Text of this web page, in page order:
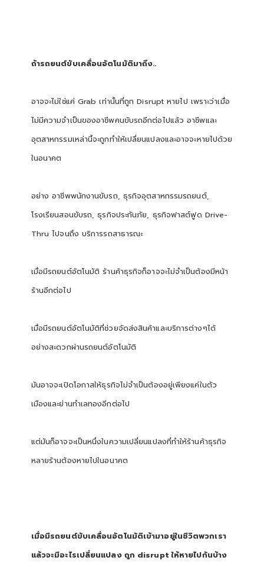
ถ้ารถยนต์ขับเคลื่อนอัตโนมัติมาถึง..
อาจจะไม่ใช่แค่ Grab เท่านั้นที่ถูก Disrupt หายไป เพราะว่าเมื่อ
ไม่มีความจำเป็นของอาชีพคนขับรถอีกต่อไปแล้ว อาชีพและ
อุตสาหกรรมเหล่านี้จะถูกทำให้เปลี่ยนแปลงและอาจจะหายไปด้วย
ในอนาคต
อย่าง อาชีพพนักงานขับรถ, ธุรกิจอุตสาหกรรมรถยนต์,
โรงเรียนสอนขับรถ, ธุรกิจประกันภัย, ธุรกิจฟาสต์ฟูด Drive-
Thru ไปจนถึง บริการรถสาธารณะ
เมื่อมีรถยนต์อัตโนมัติ ร้านค้าธุรกิจก็อาจจะไม่จำเป็นต้องมีหน้า
ร้านอีกต่อไป
เมื่อมีรถยนต์อัตโนมัติที่ช่วยจัดส่งสินค้าและบริการต่างๆได้
อย่างสะดวกผ่านรถยนต์อัตโนมัติ
มันอาจจะเปิดโอกาสให้ธุรกิจไม่จำเป็นต้องอยู่เพียงแค่ในตัว
เมืองและย่านทำเลทองอีกต่อไป
แต่มันก็อาจจะเป็นหนึ่งในความเปลี่ยนแปลงที่ทำให้ร้านค้าธุรกิจ
หลายร้านต้องหายไปในอนาคต
เมื่อมีรถยนต์ขับเคลื่อนอัตโนมัติเข้ามาอยู่ในชีวิตพวกเรา
แล้วจะมีอะไรเปลี่ยนแปลง ถูก disrupt ให้หายไปกันบ้าง